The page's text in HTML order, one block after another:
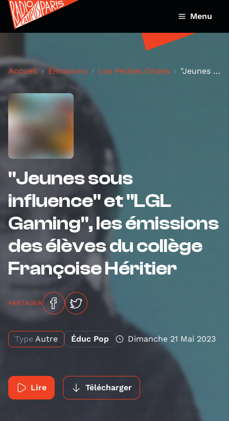
Menu
Accueil Émissions Les Petites Ondes "Jeunes sous influence" et "LGL Gaming", les émiss...
"Jeunes sous
influence" et "LGL
Gaming", les émissions
des élèves du collège
Françoise Héritier
PARTAGER
Type Autre Éduc Pop Dimanche 21 Mai 2023
Lire Télécharger